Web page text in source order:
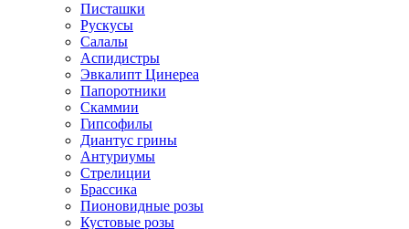
Писташки
Рускусы
Салалы
Аспидистры
Эвкалипт Цинереа
Папоротники
Скаммии
Гипсофилы
Диантус грины
Антуриумы
Стрелиции
Брассика
Пионовидные розы
Кустовые розы